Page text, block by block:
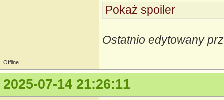
Pokaż spoiler
Ostatnio edytowany
Offline
2025-07-14 21:26:11